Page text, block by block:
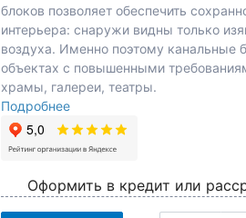
блоков позволяет обеспечить
интерьера: снаружи видны только
воздуха. Именно поэтому канальные
объектах с повышенными
храмы, галереи, театры.
Подробнее
Оформить в кредит или